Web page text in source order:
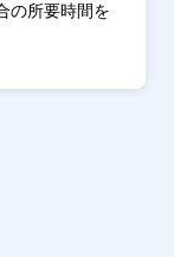
の所要時間を